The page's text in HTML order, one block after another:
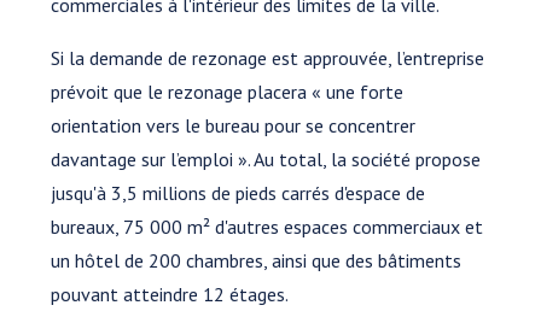
Si la demande de rezonage est approuvée, l’entreprise
prévoit que le rezonage placera « une forte
orientation vers le bureau pour se concentrer
davantage sur l’emploi ». Au total, la société propose
jusqu'à 3,5 millions de pieds carrés d'espace de
bureaux, 75 000 m² d'autres espaces commerciaux et
un hôtel de 200 chambres, ainsi que des bâtiments
pouvant atteindre 12 étages.